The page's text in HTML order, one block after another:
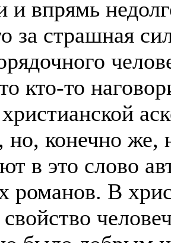
и впрямь
за страшная
кто-то
но, конечно
в это слово
романов. В
свойство